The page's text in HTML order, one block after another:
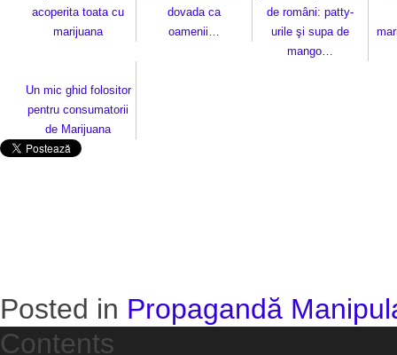
acoperita toata cu
marijuana
dovada ca
oamenii…
de români: patty-
urile şi supa de
mango…
Un mic ghid folositor
pentru consumatorii
de Marijuana
Posted in Propagandă
Contents